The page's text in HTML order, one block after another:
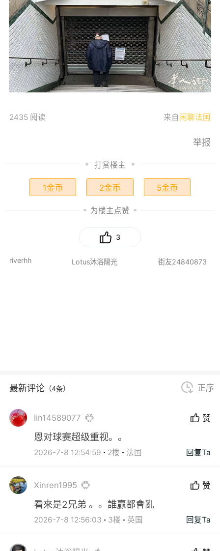
2435 阅读 来自 闲聊法国
举报
打赏楼主
1金币 2金币 5金币
为楼主点赞
3
riverhh Lotus沐浴陽光 街友24840873
最新评论 （4条） 正序
lin14589077 赞
恩对球赛超级重视。。
2026-7-8 12:54:59 2楼 法国 回复Ta
Xinren1995 赞
看來是2兄弟 。。誰贏都會亂
2026-7-8 12:56:03 3楼 英国 回复Ta